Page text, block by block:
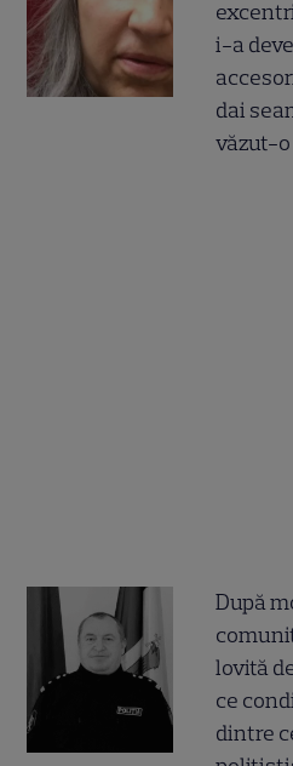
i-a
dai
văzut-o
După
lovită
ce
dintre